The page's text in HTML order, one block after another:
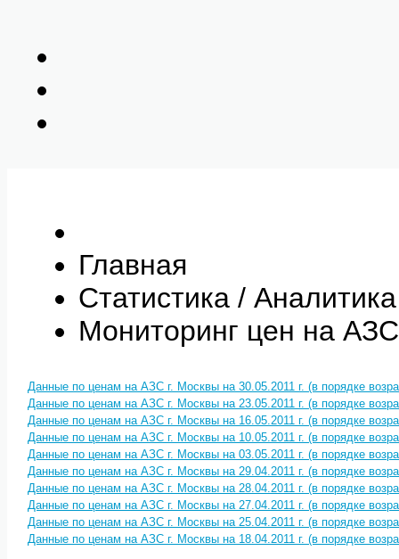
Главная
Статистика / Аналитика
Мониторинг цен на
Данные по ценам на АЗС г. Москвы на 30.05.2011 г. (в порядке
Данные по ценам на АЗС г. Москвы на 23.05.2011 г. (в порядке
Данные по ценам на АЗС г. Москвы на 16.05.2011 г. (в порядке
Данные по ценам на АЗС г. Москвы на 10.05.2011 г. (в порядке
Данные по ценам на АЗС г. Москвы на 03.05.2011 г. (в порядке
Данные по ценам на АЗС г. Москвы на 29.04.2011 г. (в порядке
Данные по ценам на АЗС г. Москвы на 28.04.2011 г. (в порядке
Данные по ценам на АЗС г. Москвы на 27.04.2011 г. (в порядке
Данные по ценам на АЗС г. Москвы на 25.04.2011 г. (в порядке
Данные по ценам на АЗС г. Москвы на 18.04.2011 г. (в порядке